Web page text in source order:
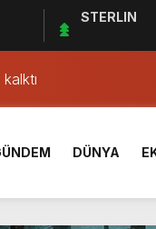
STERLIN
ÖZET
Yeme, içme ve
”Kleopatra” kavgası
uydusu 2024’te
bini aştı
sivil hayatını kaybetti
Kurulu
DÜNYA